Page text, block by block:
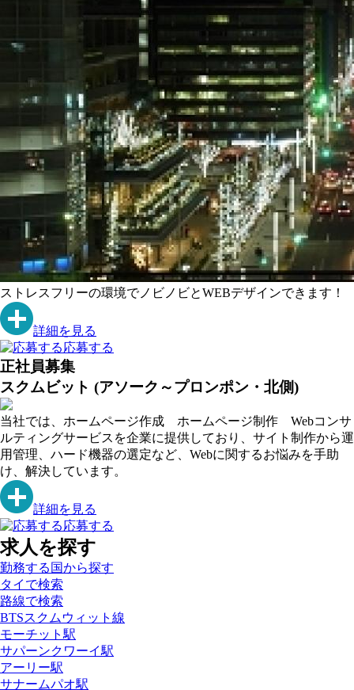
ストレスフリーの環境でノビノビとWEBデザインできます！
詳細を見る
応募する
正社員募集
スクムビット (アソーク～プロンポン・北側)
当社では、ホームページ作成 ホームページ制作 Webコンサ
ルティングサービスを企業に提供しており、サイト制作から運
用管理、ハード機器の選定など、Webに関するお悩みを手助
け、解決しています。
詳細を見る
応募する
求人を探す
勤務する国から探す
タイで検索
路線で検索
BTSスクムウィット線
モーチット駅
サパーンクワーイ駅
アーリー駅
サナームパオ駅